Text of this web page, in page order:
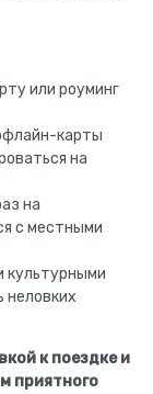
или роуминг
карты
на
на
с местными
культурными
неловких
к поездке и
приятного